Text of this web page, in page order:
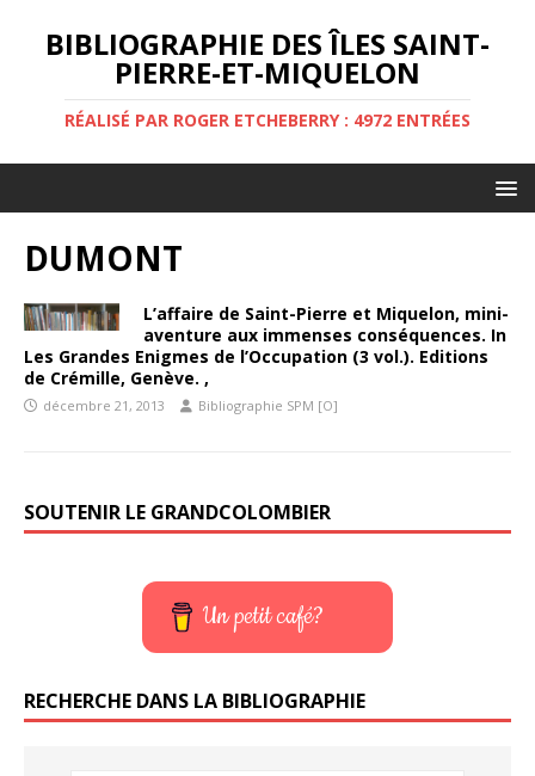
BIBLIOGRAPHIE DES ÎLES SAINT-
PIERRE-ET-MIQUELON
RÉALISÉ PAR ROGER ETCHEBERRY : 4972 ENTRÉES
DUMONT
L’affaire de Saint-Pierre et Miquelon, mini-
aventure aux immenses conséquences. In
Les Grandes Enigmes de l’Occupation (3 vol.). Editions
de Crémille, Genève. ,
décembre 21, 2013 Bibliographie SPM [O]
SOUTENIR LE GRANDCOLOMBIER
Un petit café?
RECHERCHE DANS LA BIBLIOGRAPHIE